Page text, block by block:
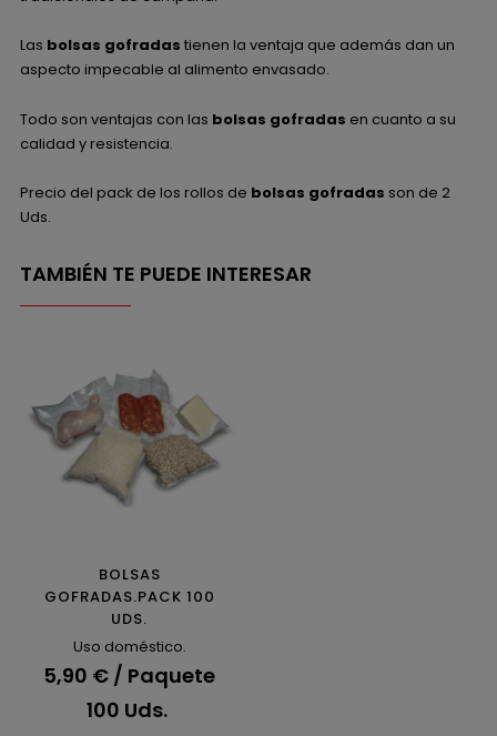
Las bolsas gofradas tienen la ventaja que además dan un
aspecto impecable al alimento envasado.
Todo son ventajas con las bolsas gofradas en cuanto a su
calidad y resistencia.
Precio del pack de los rollos de bolsas gofradas son de 2
Uds.
TAMBIÉN TE PUEDE INTERESAR
BOLSAS
GOFRADAS.PACK 100
UDS.
Uso doméstico.
5,90 € / Paquete
100 Uds.